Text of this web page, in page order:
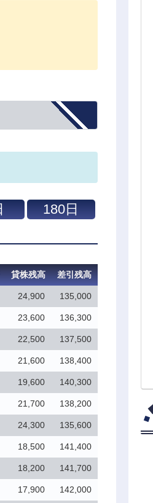
貸株残高 差引残高
24,900 135,000
23,600 136,300
22,500 137,500
21,600 138,400
19,600 140,300
21,700 138,200
24,300 135,600
18,500 141,400
18,200 141,700
17,900 142,000